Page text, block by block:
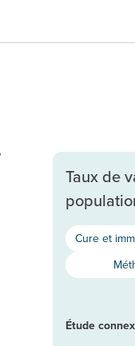
Taux de
Cure et
Étude